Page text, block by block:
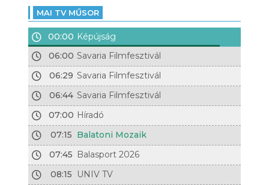
MAI TV MŰSOR
00:00 Képújság
06:00 Savaria Filmfesztivál
06:29 Savaria Filmfesztivál
06:44 Savaria Filmfesztivál
07:00 Híradó
07:15 Balatoni Mozaik
07:45 Balasport 2026
08:15
UNIV TV